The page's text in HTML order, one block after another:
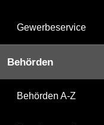
Gewerbeservice
Behörden
Behörden A-Z